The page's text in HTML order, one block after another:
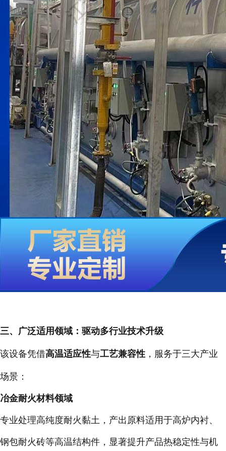
三、广泛适用领域：驱动多行业技术升级
该设备凭借高温适应性与工艺兼容性 ，服务于三大产业
场景：
冶金耐火材料领域
专业处理高纯度耐火黏土，产出原料适用于高炉内衬、
钢包耐火砖等高温结构件，显著提升产品热稳定性与机